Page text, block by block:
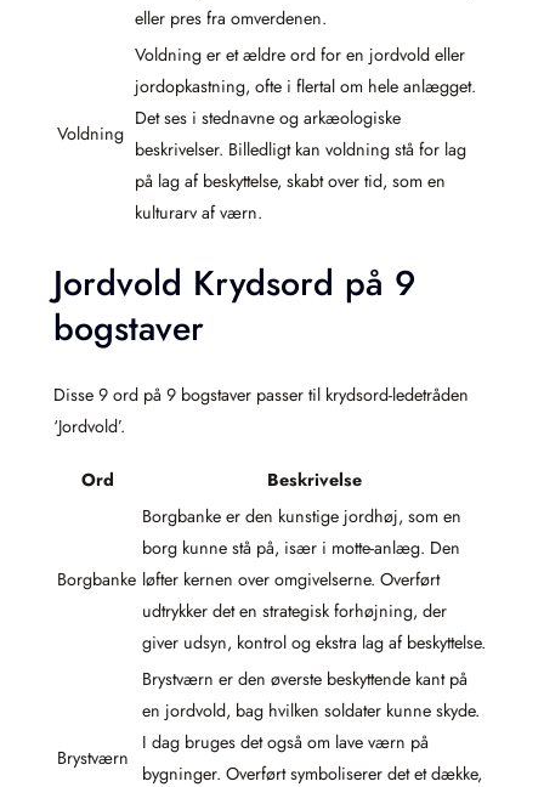
eller pres fra omverdenen.
Voldning
Voldning er et ældre ord for en jordvold eller
jordopkastning, ofte i flertal om hele anlægget.
Det ses i stednavne og arkæologiske
beskrivelser. Billedligt kan voldning stå for lag
på lag af beskyttelse, skabt over tid, som en
kulturarv af værn.
Jordvold Krydsord på 9
bogstaver
Disse 9 ord på 9 bogstaver passer til krydsord-ledetråden
‘Jordvold’.
Ord Beskrivelse
Borgbanke
Borgbanke er den kunstige jordhøj, som en
borg kunne stå på, især i motte-anlæg. Den
løfter kernen over omgivelserne. Overført
udtrykker det en strategisk forhøjning, der
giver udsyn, kontrol og ekstra lag af beskyttelse.
Brystværn
Brystværn er den øverste beskyttende kant på
en jordvold, bag hvilken soldater kunne skyde.
I dag bruges det også om lave værn på
bygninger. Overført symboliserer det et dække,